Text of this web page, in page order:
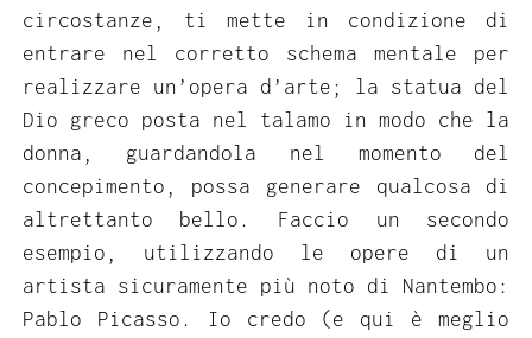
circostanze, ti mette in condizione di
entrare nel corretto schema mentale per
realizzare un’opera d’arte; la statua del
Dio greco posta nel talamo in modo che la
donna, guardandola nel momento del
concepimento, possa generare qualcosa di
altrettanto bello. Faccio un secondo
esempio, utilizzando le opere di un
artista sicuramente più noto di Nantembo:
Pablo Picasso. Io credo (e qui è meglio